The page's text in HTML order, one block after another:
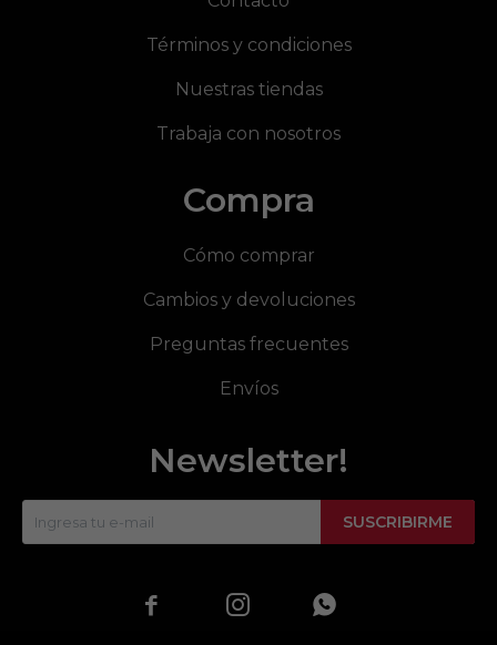
Términos y condiciones
Nuestras tiendas
Trabaja con nosotros
Compra
Cómo comprar
Cambios y devoluciones
Preguntas frecuentes
Envíos
Newsletter!
SUSCRIBIRME
  